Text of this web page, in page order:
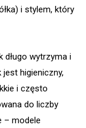
i stylem, który
długo wytrzyma i
higieniczny,
i często
do liczby
– modele